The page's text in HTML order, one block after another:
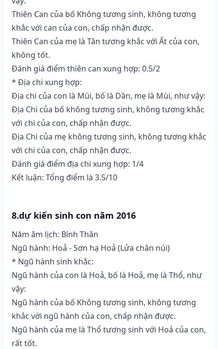
Thiên Can của bố Không tương sinh, không tương
khắc với can của con, chấp nhận được.
Thiên Can của mẹ là Tân tương khắc với Ất của con,
không tốt.
Đánh giá điểm thiên can xung hợp: 0.5/2
* Địa chi xung hợp:
Địa chi của con là Mùi, bố là Dần, mẹ là Mùi, như vậy:
Địa Chi của bố không tương sinh, không tương khắc
với chi của con, chấp nhận được.
Địa Chi của mẹ không tương sinh, không tương khắc
với chi của con, chấp nhận được.
Đánh giá điểm địa chi xung hợp: 1/4
Kết luận: Tổng điểm là 3.5/10
8.dự kiến sinh con năm 2016
Năm âm lịch: Bính Thân
Ngũ hành: Hoả - Sơn hạ Hoả (Lửa chân núi)
* Ngũ hành sinh khắc:
Ngũ hành của con là Hoả, bố là Hoả, mẹ là Thổ, như
vậy:
Ngũ hành của bố Không tương sinh, không tương
khắc với ngũ hành của con, chấp nhận được.
Ngũ hành của mẹ là Thổ tương sinh với Hoả của con,
rất tốt.